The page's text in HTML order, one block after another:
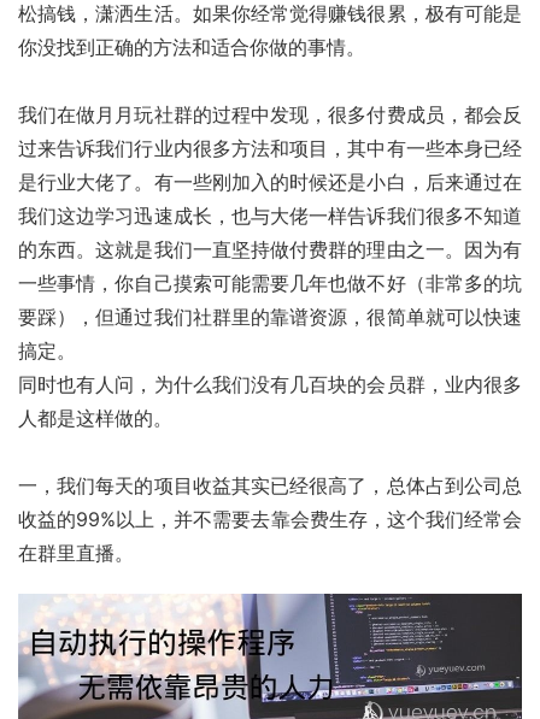
松搞钱，潇洒生活。如果你经常觉得赚钱很累，极有可能是
你没找到正确的方法和适合你做的事情。
我们在做月月玩社群的过程中发现，很多付费成员，都会反
过来告诉我们行业内很多方法和项目，其中有一些本身已经
是行业大佬了。有一些刚加入的时候还是小白，后来通过在
我们这边学习迅速成长，也与大佬一样告诉我们很多不知道
的东西。这就是我们一直坚持做付费群的理由之一。因为有
一些事情，你自己摸索可能需要几年也做不好（非常多的坑
要踩），但通过我们社群里的靠谱资源，很简单就可以快速
搞定。
同时也有人问，为什么我们没有几百块的会员群，业内很多
人都是这样做的。
一，我们每天的项目收益其实已经很高了，总体占到公司总
收益的99%以上，并不需要去靠会费生存，这个我们经常会
在群里直播。